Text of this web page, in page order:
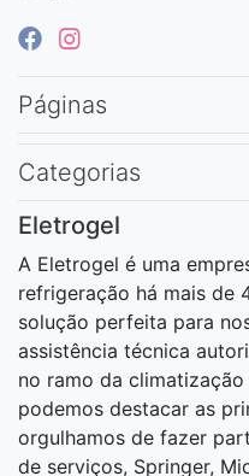
Páginas
Categorias
Eletrogel
A Eletrogel é uma
refrigeração há mais de
solução perfeita para
assistência técnica
no ramo da
podemos destacar as
orgulhamos de fazer
de serviços, Springer,